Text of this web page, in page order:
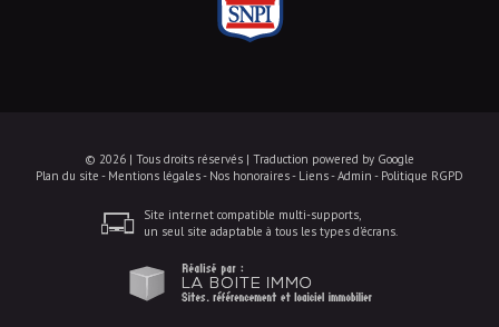
© 2026 | Tous droits réservés | Traduction powered by Google
Plan du site - Mentions légales- Nos honoraires- Liens-Admin - Politique RGPD
Site internet compatible multi-supports,
un seul site adaptable à tous les types d'écrans.